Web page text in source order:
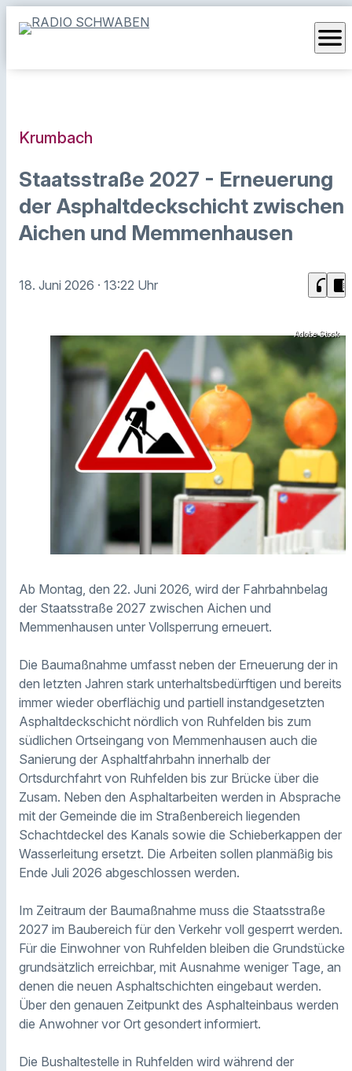
menu
Krumbach
Staatsstraße 2027 - Erneuerung
der Asphaltdeckschicht zwischen
Aichen und Memmenhausen
18. Juni 2026 · 13:22 Uhr headphones chrome_reader_mode
Adobe Stock
Ab Montag, den 22. Juni 2026, wird der Fahrbahnbelag
der Staatsstraße 2027 zwischen Aichen und
Memmenhausen unter Vollsperrung erneuert.
Die Baumaßnahme umfasst neben der Erneuerung der in
den letzten Jahren stark unterhaltsbedürftigen und bereits
immer wieder oberflächig und partiell instandgesetzten
Asphaltdeckschicht nördlich von Ruhfelden bis zum
südlichen Ortseingang von Memmenhausen auch die
Sanierung der Asphaltfahrbahn innerhalb der
Ortsdurchfahrt von Ruhfelden bis zur Brücke über die
Zusam. Neben den Asphaltarbeiten werden in Absprache
mit der Gemeinde die im Straßenbereich liegenden
Schachtdeckel des Kanals sowie die Schieberkappen der
Wasserleitung ersetzt. Die Arbeiten sollen planmäßig bis
Ende Juli 2026 abgeschlossen werden.
Im Zeitraum der Baumaßnahme muss die Staatsstraße
2027 im Baubereich für den Verkehr voll gesperrt werden.
Für die Einwohner von Ruhfelden bleiben die Grundstücke
grundsätzlich erreichbar, mit Ausnahme weniger Tage, an
denen die neuen Asphaltschichten eingebaut werden.
Über den genauen Zeitpunkt des Asphalteinbaus werden
die Anwohner vor Ort gesondert informiert.
Die Bushaltestelle in Ruhfelden wird während der